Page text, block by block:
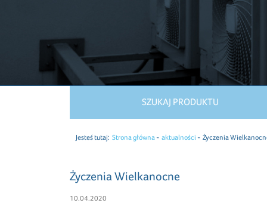
SZUKAJ PRODUKTU
Jesteś tutaj: Strona główna aktualności Życzenia
Życzenia Wielkanocne
10.04.2020